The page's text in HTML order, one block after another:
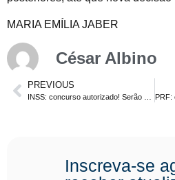
MARIA EMÍLIA JABER
César Albino
PREVIOUS
Inscreva-se